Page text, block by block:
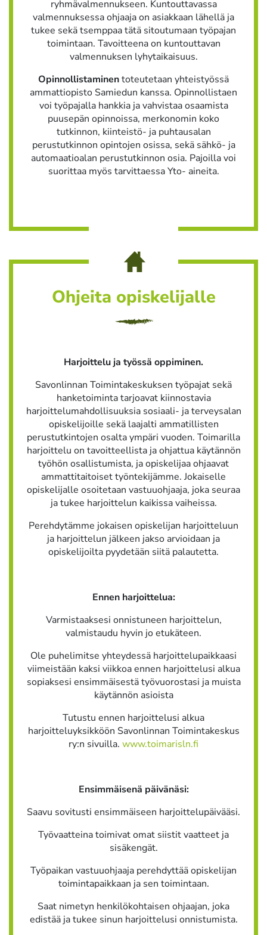
ryhmävalmennukseen. Kuntouttavassa
valmennuksessa ohjaaja on asiakkaan lähellä ja
tukee sekä tsemppaa tätä sitoutumaan työpajan
toimintaan. Tavoitteena on kuntouttavan
valmennuksen lyhytaikaisuus.
Opinnollistaminentoteutetaan yhteistyössä
ammattiopisto Samiedun kanssa. Opinnollistaen
voi työpajalla hankkia ja vahvistaa osaamista
puusepän opinnoissa, merkonomin koko
tutkinnon, kiinteistö- ja puhtausalan
perustutkinnon opintojen osissa, sekä sähkö- ja
automaatioalan perustutkinnon osia. Pajoilla voi
suorittaa myös tarvittaessa Yto- aineita.
Ohjeita opiskelijalle
Harjoittelu ja työssä oppiminen.
Savonlinnan Toimintakeskuksen työpajat sekä
hanketoiminta tarjoavat kiinnostavia
harjoittelumahdollisuuksia sosiaali- ja terveysalan
opiskelijoille sekä laajalti ammatillisten
perustutkintojen osalta ympäri vuoden. Toimarilla
harjoittelu on tavoitteellista ja ohjattua käytännön
työhön osallistumista, ja opiskelijaa ohjaavat
ammattitaitoiset työntekijämme. Jokaiselle
opiskelijalle osoitetaan vastuuohjaaja, joka seuraa
ja tukee harjoittelun kaikissa vaiheissa.
Perehdytämme jokaisen opiskelijan harjoitteluun
ja harjoittelun jälkeen jakso arvioidaan ja
opiskelijoilta pyydetään siitä palautetta.
Ennen harjoittelua:
Varmistaaksesi onnistuneen harjoittelun,
valmistaudu hyvin jo etukäteen.
Ole puhelimitse yhteydessä harjoittelupaikkaasi
viimeistään kaksi viikkoa ennen harjoittelusi alkua
sopiaksesi ensimmäisestä työvuorostasi ja muista
käytännön asioista
Tutustu ennen harjoittelusi alkua
harjoitteluyksikköön Savonlinnan Toimintakeskus
ry:n sivuilla. www.toimarisln.fi
Ensimmäisenä päivänäsi:
Saavu sovitusti ensimmäiseen harjoittelupäivääsi.
Työvaatteina toimivat omat siistit vaatteet ja
sisäkengät.
Työpaikan vastuuohjaaja perehdyttää opiskelijan
toimintapaikkaan ja sen toimintaan.
Saat nimetyn henkilökohtaisen ohjaajan, joka
edistää ja tukee sinun harjoittelusi onnistumista.